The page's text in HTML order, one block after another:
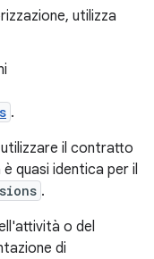
utilizza
.
il contratto
quasi identica per il
.
o del
di